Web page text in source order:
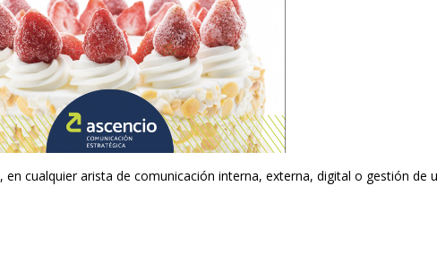
, en cualquier arista de comunicación interna, externa, digital o gestión de